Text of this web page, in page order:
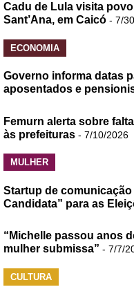
Cadu de Lula visita
Sant’Ana, em Caicó - 7/
ECONOMIA
Governo informa datas
aposentados e
Femurn alerta sobre
às prefeituras - 7/10/2026
MULHER
Startup de
Candidata” para as
“Michelle passou anos
mulher submissa” - 7/7/
CULTURA